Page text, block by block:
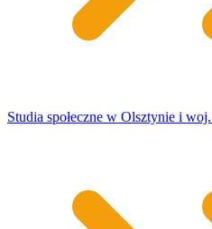
Studia społeczne w Olsztynie i